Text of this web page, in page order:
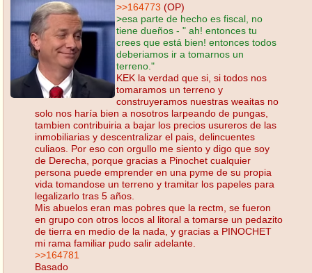
>>164773 (OP)
>esa parte de hecho es fiscal, no
tiene dueños - " ah! entonces tu
crees que está bien! entonces todos
deberiamos ir a tomarnos un
terreno."
KEK la verdad que si, si todos nos
tomaramos un terreno y
construyeramos nuestras weaitas no
solo nos haría bien a nosotros larpeando de pungas,
tambien contribuiria a bajar los precios usureros de las
inmobiliarias y descentralizar el pais, delincuentes
culiaos. Por eso con orgullo me siento y digo que soy
de Derecha, porque gracias a Pinochet cualquier
persona puede emprender en una pyme de su propia
vida tomandose un terreno y tramitar los papeles para
legalizarlo tras 5 años.
Mis abuelos eran mas pobres que la rectm, se fueron
en grupo con otros locos al litoral a tomarse un pedazito
de tierra en medio de la nada, y gracias a PINOCHET
mi rama familiar pudo salir adelante.
>>164781
Basado